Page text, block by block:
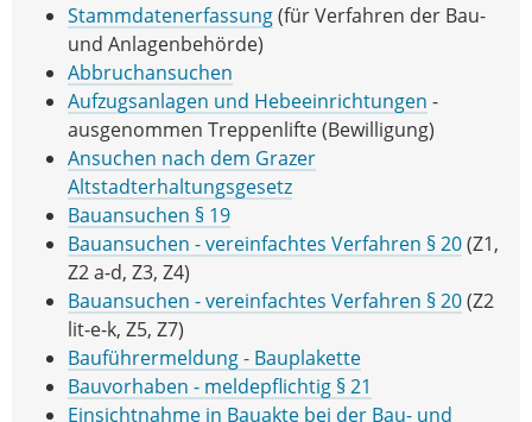
Stammdatenerfassung(für Verfahren der Bau-
und Anlagenbehörde)
Abbruchansuchen
Aufzugsanlagen und Hebeeinrichtungen -
ausgenommen Treppenlifte (Bewilligung)
Ansuchen nach dem Grazer
Altstadterhaltungsgesetz
Bauansuchen § 19
Bauansuchen - vereinfachtes Verfahren § 20(Z1,
Z2 a-d, Z3, Z4)
Bauansuchen - vereinfachtes Verfahren § 20(Z2
lit-e-k, Z5, Z7)
Bauführermeldung - Bauplakette
Bauvorhaben - meldepflichtig § 21
Einsichtnahme in Bauakte bei der Bau- und